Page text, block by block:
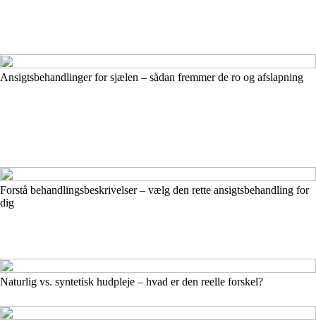
Ansigtsbehandlinger for sjælen – sådan fremmer de ro og afslapning
Forstå behandlingsbeskrivelser – vælg den rette ansigtsbehandling for
dig
Naturlig vs. syntetisk hudpleje – hvad er den reelle forskel?